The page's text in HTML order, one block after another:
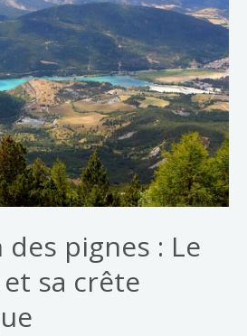
pignes : Le
sa crête